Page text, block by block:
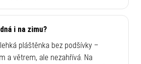
i na zimu?
pláštěnka bez podšívky –
a větrem, ale nezahřívá. Na